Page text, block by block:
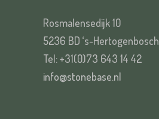
Rosmalensedijk 10
5236 BD ‘s-Hertogenbosch
Tel: +31(0)73 643 14 42
info@stonebase.nl